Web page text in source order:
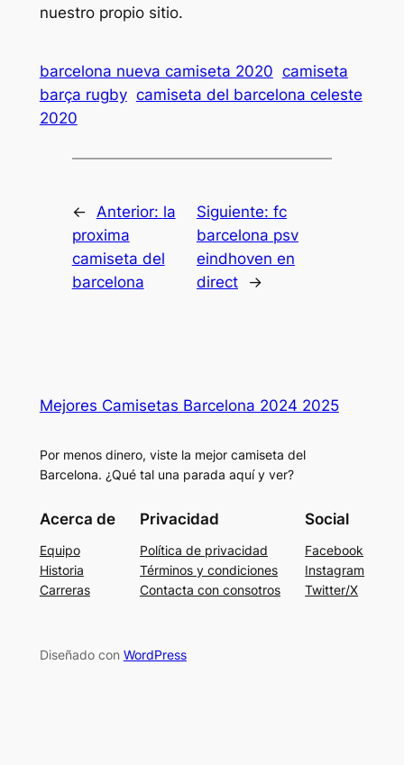
nuestro propio sitio.
barcelona nueva camiseta 2020 camiseta
barça rugby camiseta del barcelona celeste
2020
← Anterior: la
proxima
camiseta del
barcelona
Siguiente: fc
barcelona psv
eindhoven en
direct
→
Mejores Camisetas Barcelona 2024 2025
Por menos dinero, viste la mejor camiseta del
Barcelona. ¿Qué tal una parada aquí y ver?
Acerca de
Equipo
Historia
Carreras
Privacidad
Política de privacidad
Términos y condiciones
Contacta con consotros
Social
Facebook
Instagram
Twitter/X
Diseñado con WordPress